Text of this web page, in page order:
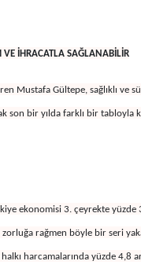
VE İHRACATLA SAĞLANABİLİR
Mustafa Gültepe, sağlıklı
son bir yılda farklı bir tabloyla
ekonomisi 3. çeyrekte
rağmen böyle bir seri
harcamalarında yüzde 4,8